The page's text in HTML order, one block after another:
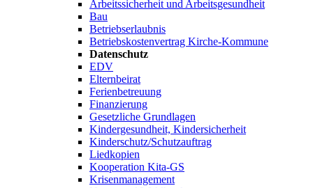
Arbeitssicherheit und Arbeitsgesundheit
Bau
Betriebserlaubnis
Betriebskostenvertrag Kirche-Kommune
Datenschutz
EDV
Elternbeirat
Ferienbetreuung
Finanzierung
Gesetzliche Grundlagen
Kindergesundheit, Kindersicherheit
Kinderschutz/Schutzauftrag
Liedkopien
Kooperation Kita-GS
Krisenmanagement